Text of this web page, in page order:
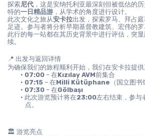
探索尼代 ，这是安纳托利亚最深刻但被低估的
特的一日精品游 ，从学术的角度进行设计。
此次文化之旅从安卡拉出发，探索罗马、拜占
足迹。参与者将分析早期基督教建筑、宏伟的罗
此行的每一站都在其历史背景中进行评估，突
续。
📍 出发与返回详情
为确保我们的旅程顺利开始，我们在安卡拉提
07:00 – 在Kızılay AVM前集合
07:15 – 在Milli Kütüphane （国立图书
07:30 – 在Gölbaşı
此次游览预计将在23:00左右结束，参与
点。
🏛️ 游览亮点